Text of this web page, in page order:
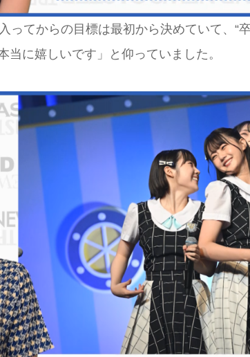
ってからの目標は最初から決めていて、“
当に嬉しいです」と仰っていました。